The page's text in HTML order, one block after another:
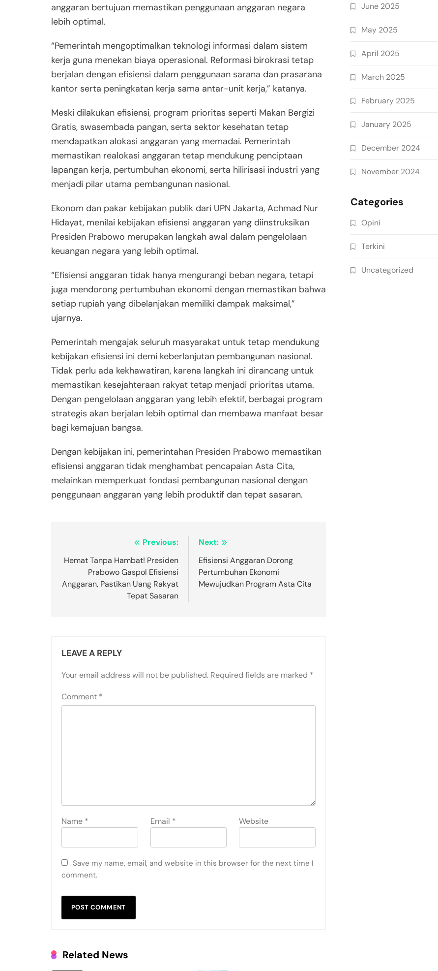
anggaran bertujuan memastikan penggunaan anggaran negara
lebih optimal.
“Pemerintah mengoptimalkan teknologi informasi dalam sistem
kerja guna menekan biaya operasional. Reformasi birokrasi tetap
berjalan dengan efisiensi dalam penggunaan sarana dan prasarana
kantor serta peningkatan kerja sama antar-unit kerja,” katanya.
Meski dilakukan efisiensi, program prioritas seperti Makan Bergizi
Gratis, swasembada pangan, serta sektor kesehatan tetap
mendapatkan alokasi anggaran yang memadai. Pemerintah
memastikan realokasi anggaran tetap mendukung penciptaan
lapangan kerja, pertumbuhan ekonomi, serta hilirisasi industri yang
menjadi pilar utama pembangunan nasional.
Ekonom dan pakar kebijakan publik dari UPN Jakarta, Achmad Nur
Hidayat, menilai kebijakan efisiensi anggaran yang diinstruksikan
Presiden Prabowo merupakan langkah awal dalam pengelolaan
keuangan negara yang lebih optimal.
“Efisiensi anggaran tidak hanya mengurangi beban negara, tetapi
juga mendorong pertumbuhan ekonomi dengan memastikan bahwa
setiap rupiah yang dibelanjakan memiliki dampak maksimal,”
ujarnya.
Pemerintah mengajak seluruh masyarakat untuk tetap mendukung
kebijakan efisiensi ini demi keberlanjutan pembangunan nasional.
Tidak perlu ada kekhawatiran, karena langkah ini dirancang untuk
memastikan kesejahteraan rakyat tetap menjadi prioritas utama.
Dengan pengelolaan anggaran yang lebih efektif, berbagai program
strategis akan berjalan lebih optimal dan membawa manfaat besar
bagi kemajuan bangsa.
Dengan kebijakan ini, pemerintahan Presiden Prabowo memastikan
efisiensi anggaran tidak menghambat pencapaian Asta Cita,
melainkan memperkuat fondasi pembangunan nasional dengan
penggunaan anggaran yang lebih produktif dan tepat sasaran.
navigation
Previous:
Hemat Tanpa Hambat! Presiden
Prabowo Gaspol Efisiensi
Anggaran, Pastikan Uang Rakyat
Tepat Sasaran
Next:
Efisiensi Anggaran Dorong
Pertumbuhan Ekonomi
Mewujudkan Program Asta Cita
LEAVE A REPLY
Your email address will not be published. Required fields are marked *
Comment *
Name * Email * Website
Save my name, email, and website in this browser for the next time I
comment.
Related News
June 2025
May 2025
April 2025
March 2025
February 2025
January 2025
December 2024
November 2024
Categories
Opini
Terkini
Uncategorized